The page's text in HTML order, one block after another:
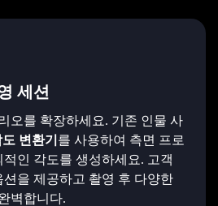
세션
오를 확장하세요. 기존 인물 사
변환기 를 사용하여 측면 프로
인 각도를 생성하세요. 고객
을 제공하고 촬영 후 다양한
벽합니다.